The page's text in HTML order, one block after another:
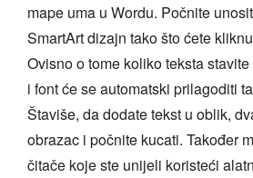
mape uma u Wordu. Počnite
SmartArt dizajn tako što ćete
Ovisno o tome koliko teksta
i font će se automatski prilagoditi
Štaviše, da dodate tekst u oblik,
obrazac i počnite kucati. Također
čitače koje ste unijeli koristeći